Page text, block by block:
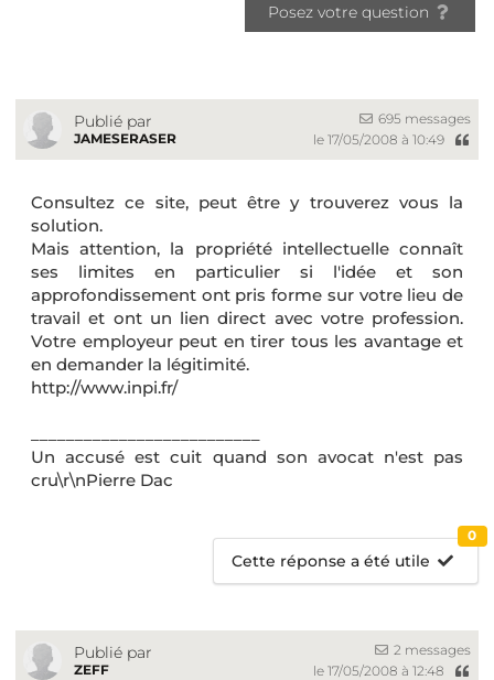
Posez votre question
Publié par
JAMESERASER
695 messages
le 17/05/2008 à 10:49
Consultez ce site, peut être y trouverez vous la
solution.
Mais attention, la propriété intellectuelle connaît
ses limites en particulier si l'idée et son
approfondissement ont pris forme sur votre lieu de
travail et ont un lien direct avec votre profession.
Votre employeur peut en tirer tous les avantage et
en demander la légitimité.
http://www.inpi.fr/
Un accusé est cuit quand son avocat n'est pas
cru\r\nPierre Dac
Cette réponse a été utile
0
Publié par
ZEFF
2 messages
le 17/05/2008 à 12:48